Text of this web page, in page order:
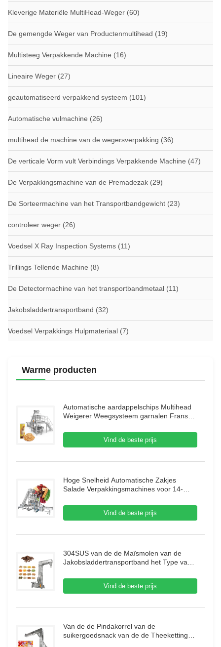
Kleverige Materiële MultiHead-Weger (60)
De gemengde Weger van Productenmultihead (19)
Multisteeg Verpakkende Machine (16)
Lineaire Weger (27)
geautomatiseerd verpakkend systeem (101)
Automatische vulmachine (26)
multihead de machine van de wegersverpakking (36)
De verticale Vorm vult Verbindings Verpakkende Machine (47)
De Verpakkingsmachine van de Premadezak (29)
De Sorteermachine van het Transportbandgewicht (23)
controleer weger (26)
Voedsel X Ray Inspection Systems (11)
Trillings Tellende Machine (8)
De Detectormachine van het transportbandmetaal (11)
Jakobsladdertransportband (32)
Voedsel Verpakkings Hulpmateriaal (7)
Warme producten
Automatische aardappelschips Multihead
Weigerer Weegsysteem garnalen Franse
Verpakkingsmachine
Vind de beste prijs
Hoge Snelheid Automatische Zakjes
Salade Verpakkingsmachines voor 14-
Verpakkingsmachine
Vind de beste prijs
304SUS van de de Maïsmolen van de
Jakobsladdertransportband het Type van
Trillingsvoeder
Vind de beste prijs
Van de de Pindakorrel van de
suikergoedsnack van de de Theeketting